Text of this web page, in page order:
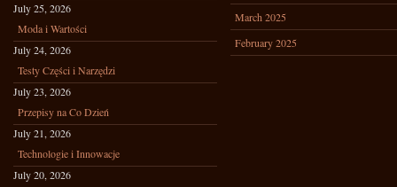
July 25, 2026
Moda i Wartości
July 24, 2026
Testy Części i Narzędzi
July 23, 2026
Przepisy na Co Dzień
July 21, 2026
Technologie i Innowacje
July 20, 2026
March 2025
February 2025